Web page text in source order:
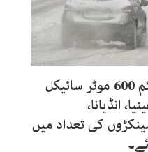
ریاست میزور میں کم از کم 600 موٹر سائیکل
انڈیانا،
کی تعداد میں